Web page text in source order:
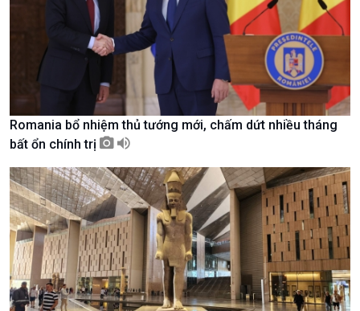
Xã hội
Khoa học & Công nghệ
Romania bổ nhiệm thủ tướng mới, chấm dứt nhiều tháng
bất ổn chính trị